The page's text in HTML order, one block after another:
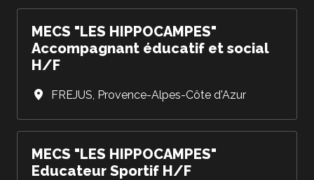
MECS "LES HIPPOCAMPES"
Accompagnant éducatif et social
H/F
FREJUS, Provence-Alpes-Côte d'Azur
MECS "LES HIPPOCAMPES"
Educateur Sportif H/F